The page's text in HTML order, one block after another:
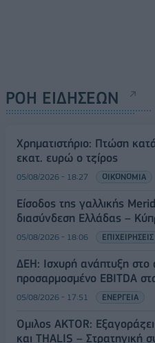
ΡΟΗ ΕΙΔΗΣΕΩΝ
Χρηματιστήριο: Πτώση
εκατ. ευρώ ο τζίρος
05/08/2026 - 18:27 ΟΙΚΟΝΟΜΙΑ
Είσοδος της γαλλικής
διασύνδεση Ελλάδας –
05/08/2026 - 18:06 ΕΠΙΧΕΙΡΗΣΕΙΣ
ΔΕΗ: Ισχυρή ανάπτυξη
προσαρμοσμένο EBITDA
05/08/2026 - 17:51 ΕΝΕΡΓΕΙΑ
Όμιλος AKTOR:
και THALIS – Στρατηγική